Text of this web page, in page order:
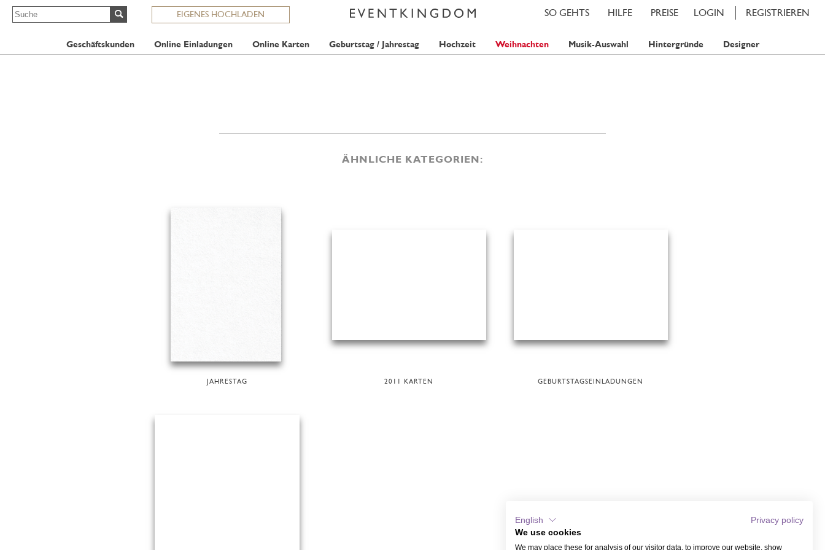
EIGENES HOCHLADEN LOGIN REGISTRIEREN
PREISE
HILFE
SO GEHTS
Geschäftskunden Online Einladungen Online Karten Geburtstag / Jahrestag Hochzeit Weihnachten Musik-Auswahl Hintergründe Designer
ÄHNLICHE KATEGORIEN:
JAHRESTAG 2011 KARTEN GEBURTSTAGSEINLADUNGEN
English
Privacy policy
We use cookies
We may place these for analysis of our visitor data, to improve our website, show